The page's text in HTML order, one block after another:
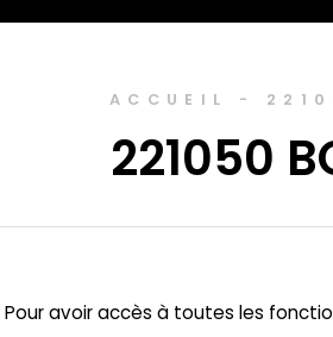
ACCUEIL -
221050
Pour avoir accès à toutes les